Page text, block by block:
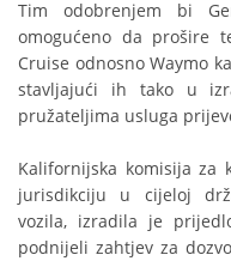
Tim odobrenjem bi
omogućeno da prošire
Cruise odnosno Waymo
stavljajući ih tako u
pružateljima usluga
Kalifornijska komisija za
jurisdikciju u cijeloj
vozila, izradila je
podnijeli zahtjev za